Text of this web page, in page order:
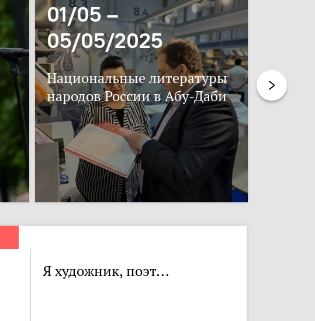
01/05 –
05/05/2025
Национальные литературы
народов России в Абу-Даби
Я художник, поэт...